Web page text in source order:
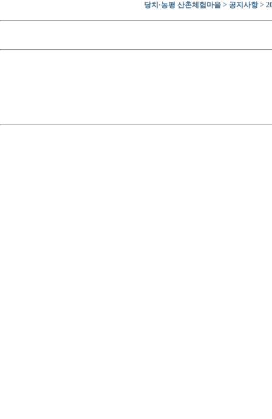
당치·농평 산촌체험마을 > 공지사항 >